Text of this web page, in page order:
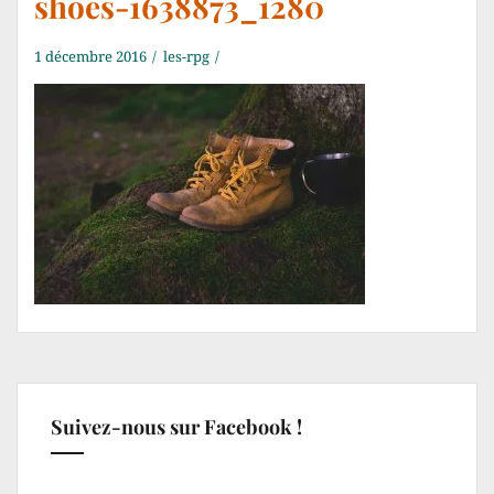
1 décembre 2016 les-rpg
Suivez-nous sur Facebook !